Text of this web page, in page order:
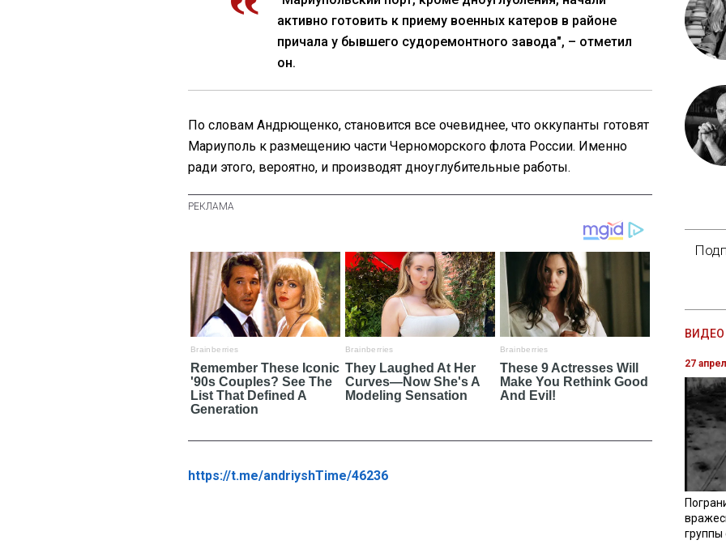
активно готовить к приему военных катеров в районе
причала у бывшего судоремонтного завода", – отметил
он.
По словам Андрющенко, становится все очевиднее, что оккупанты готовят
Мариуполь к размещению части Черноморского флота России. Именно
ради этого, вероятно, и производят дноуглубительные работы.
https://t.me/andriyshTime/46236
ВИДЕО
27
группы